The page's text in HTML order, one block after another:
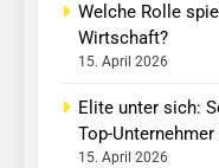
Welche Rolle
Wirtschaft?
15. April 2026
Elite unter sich:
Top-
15. April 2026